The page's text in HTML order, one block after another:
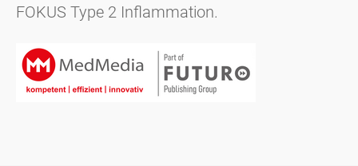
FOKUS Type 2 Inflammation.